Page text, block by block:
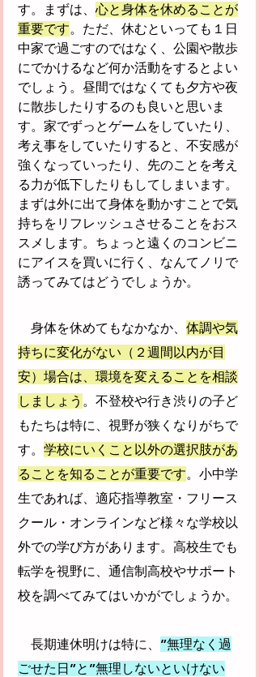
す。まずは、 心と身体を休めることが
重要です。ただ、休むといっても１日
中家で過ごすのではなく、公園や散歩
にでかけるなど何か活動をするとよい
でしょう。昼間ではなくても夕方や夜
に散歩したりするのも良いと思いま
す。家でずっとゲームをしていたり、
考え事をしていたりすると、不安感が
強くなっていったり、先のことを考え
る力が低下したりもしてしまいます。
まずは外に出て身体を動かすことで気
持ちをリフレッシュさせることをおス
スメします。ちょっと遠くのコンビニ
にアイスを買いに行く、なんてノリで
誘ってみてはどうでしょうか。
身体を休めてもなかなか、 体調や気
持ちに変化がない（２週間以内が目
安）場合は、環境を変えることを相談
しましょう 。 不登校や行き渋りの子ど
もたちは特に、視野が狭くなりがちで
す。 学校にいくこと以外の選択肢があ
ることを知ることが重要です。小中学
生であれば、適応指導教室・フリース
クール・オンラインなど様々な学校以
外での学び方があります。高校生でも
転学を視野に、通信制高校やサポート
校を調べてみてはいかがでしょうか。
長期連休明けは特に、 ”無理なく過
ごせた日”と”無理しないといけない